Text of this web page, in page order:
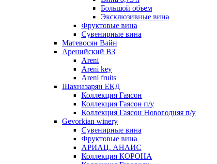
Большой объем
Эксклюзивные вина
Фруктовые вина
Cувенирные вина
Матевосян Вайн
Аренийский ВЗ
Areni
Areni key
Areni fruits
Шахназарян ЕКД
Коллекция Гаясон
Коллекция Гаясон п/у
Коллекция Гаясон Новогодняя п/у
Gevorkian winery
Сувенирные вина
Фруктовые вина
АРИАЦ. АНАИС
Коллекция КОРОНА